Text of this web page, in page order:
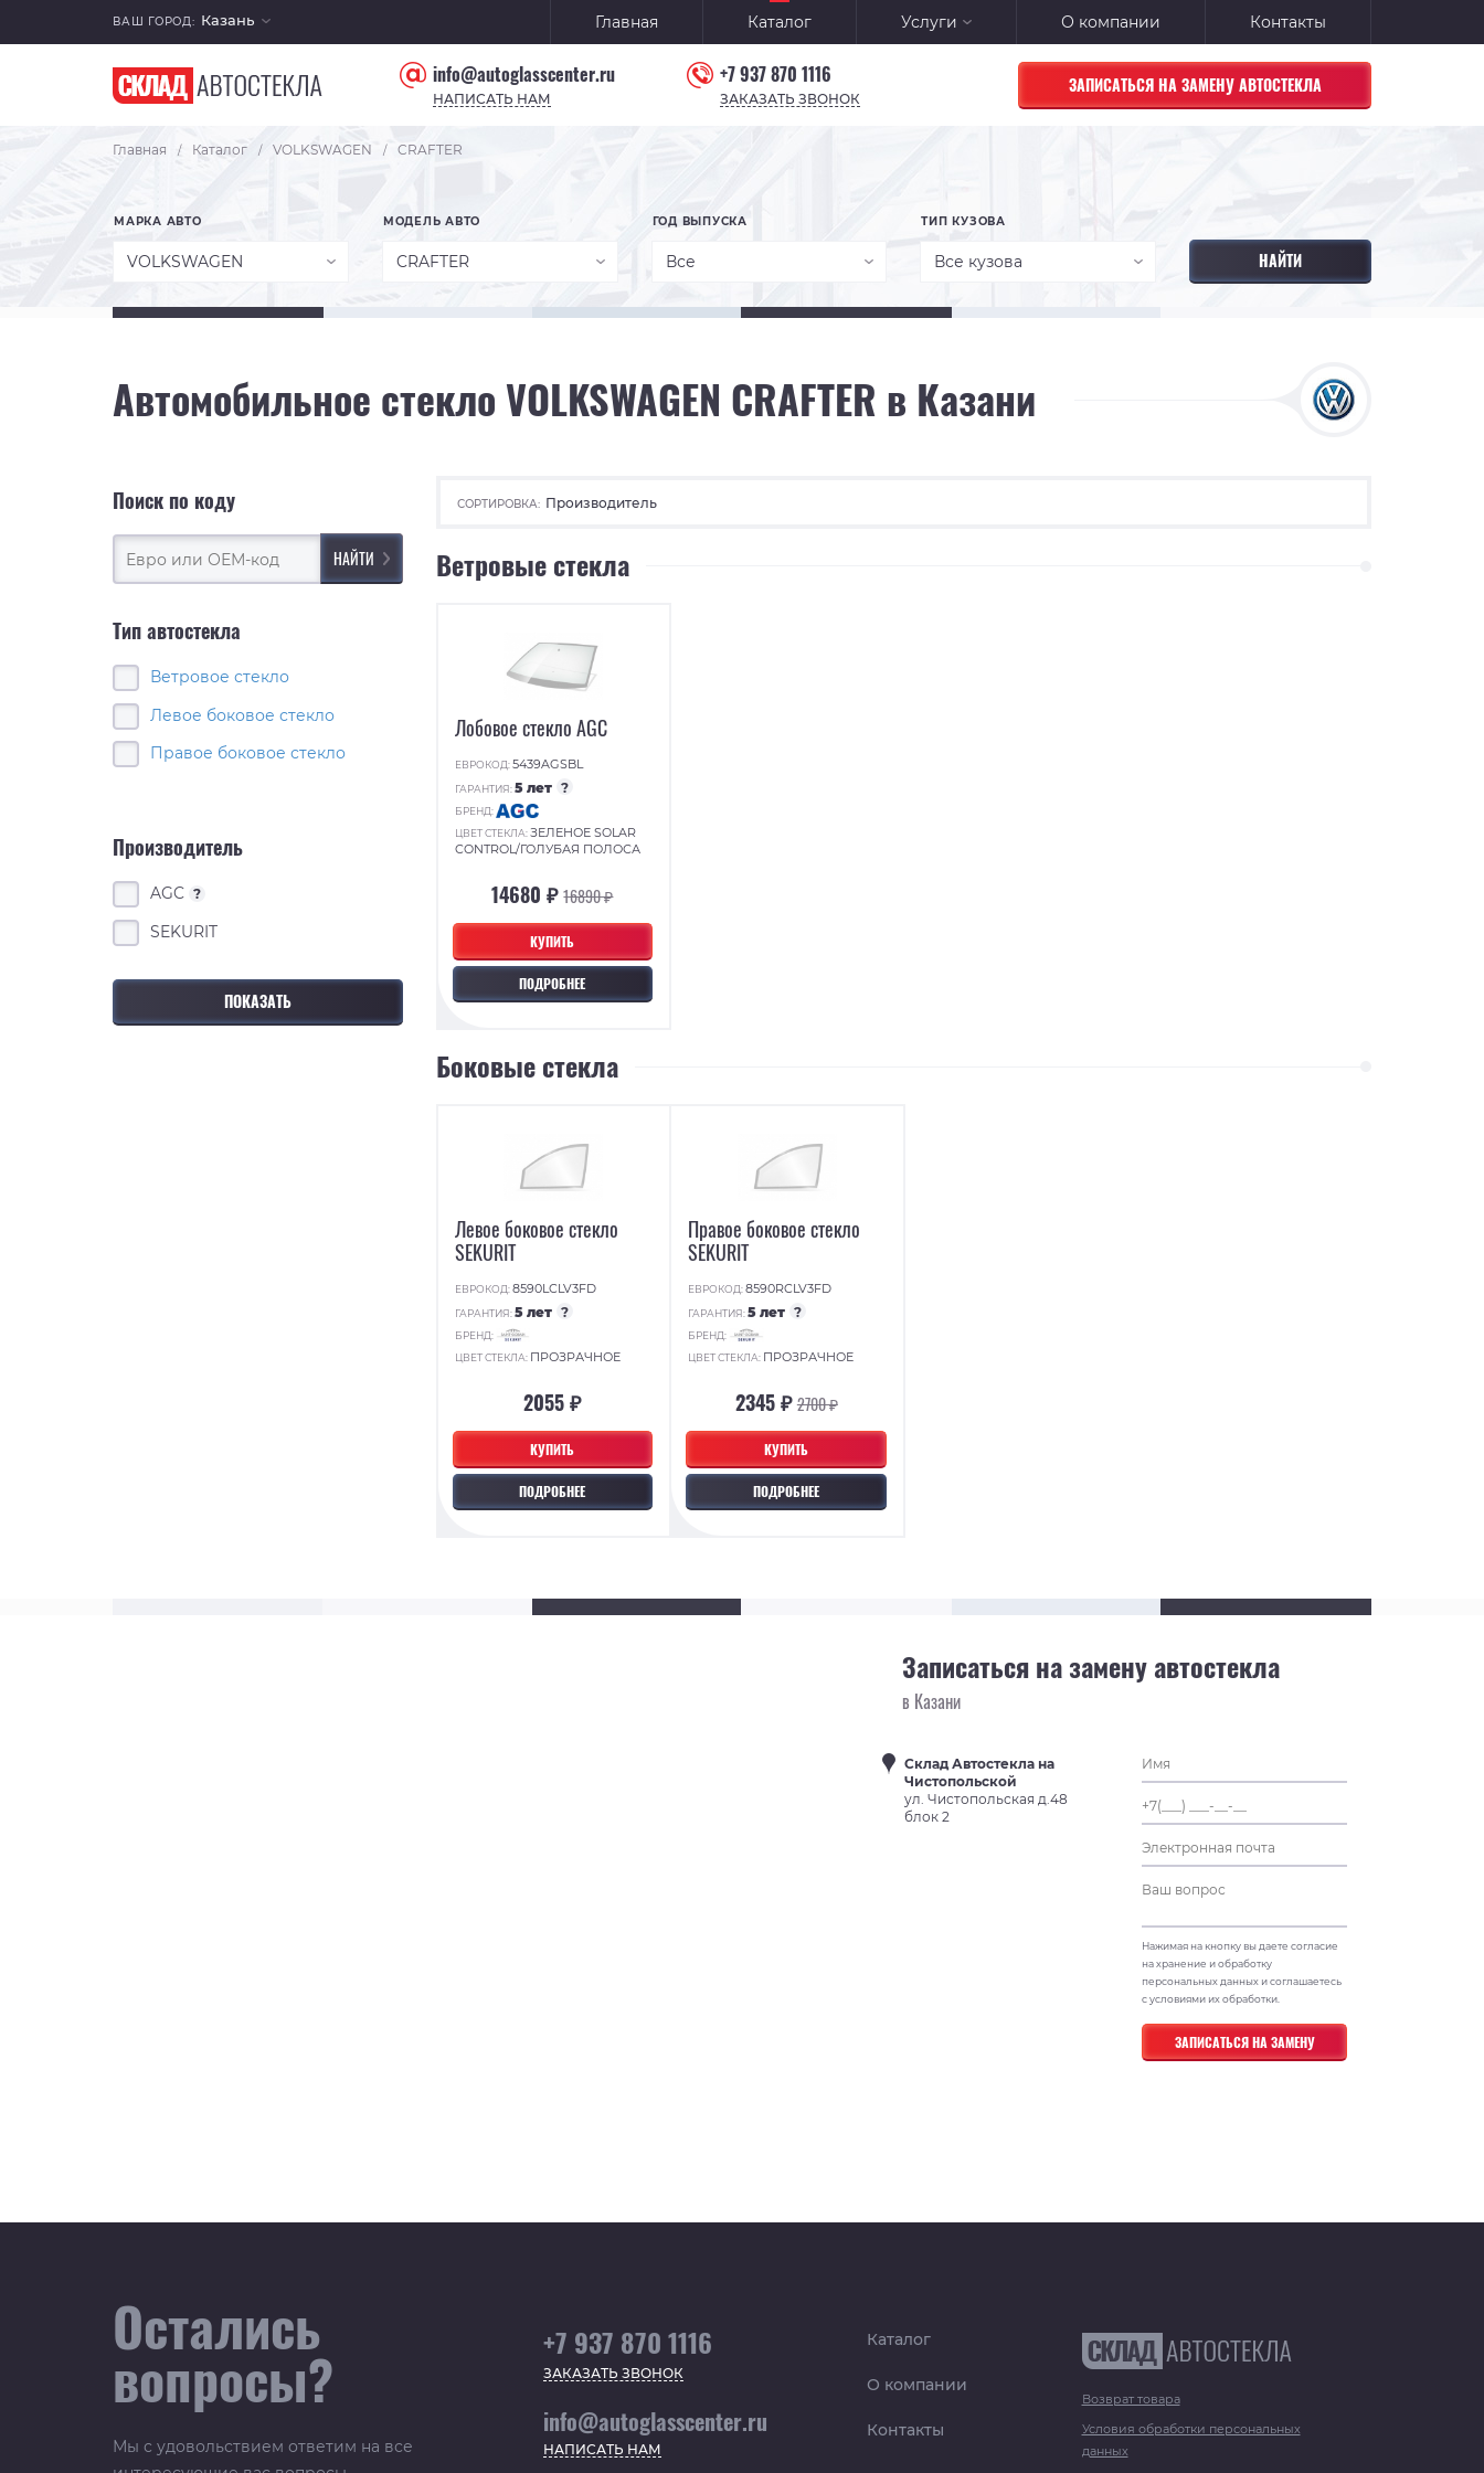
ВАШ ГОРОД: Казань Главная Каталог Услуги О компании Контакты
info@autoglasscenter.ru
НАПИСАТЬ НАМ
+7 937 870 1116
ЗАКАЗАТЬ ЗВОНОК
ЗАПИСАТЬСЯ НА ЗАМЕНУ АВТОСТЕКЛА
Главная / Каталог / VOLKSWAGEN / CRAFTER
МАРКА АВТО
VOLKSWAGEN
МОДЕЛЬ АВТО
CRAFTER
ГОД ВЫПУСКА
Все
ТИП КУЗОВА
Все кузова
Автомобильное стекло VOLKSWAGEN CRAFTER в Казани
Поиск по коду
Тип автостекла
Ветровое стекло
Левое боковое стекло
Правое боковое стекло
Производитель
AGC ?
SEKURIT
СОРТИРОВКА: Производитель
Ветровые стекла
КУПИТЬ
ПОДРОБНЕЕ
Лобовое стекло AGC
ЕВРОКОД:5439AGSBL
ГАРАНТИЯ:5 лет ?
БРЕНД:
ЦВЕТ СТЕКЛА:ЗЕЛЕНОЕ SOLAR
CONTROL/ГОЛУБАЯ ПОЛОСА
14680 ₽16890 ₽
Боковые стекла
КУПИТЬ
ПОДРОБНЕЕ
Левое боковое стекло
SEKURIT
ЕВРОКОД:8590LCLV3FD
ГАРАНТИЯ:5 лет ?
БРЕНД:
ЦВЕТ СТЕКЛА: ПРОЗРАЧНОЕ
2055 ₽
КУПИТЬ
ПОДРОБНЕЕ
Правое боковое стекло
SEKURIT
ЕВРОКОД:8590RCLV3FD
ГАРАНТИЯ:5 лет ?
БРЕНД:
ЦВЕТ СТЕКЛА: ПРОЗРАЧНОЕ
2345 ₽2700 ₽
Записаться на замену автостекла
в Казани
Склад Автостекла на
Чистопольской
ул. Чистопольская д.48
блок 2
Нажимая на кнопку вы даете согласие
на хранение и обработку
персональных данных и соглашаетесь
с условиями их обработки.
Остались
вопросы?
Мы с удовольствием ответим на все
+7 937 870 1116
ЗАКАЗАТЬ ЗВОНОК
info@autoglasscenter.ru
НАПИСАТЬ НАМ
Каталог
О компании
Контакты
Возврат товара
Условия обработки персональных
данных